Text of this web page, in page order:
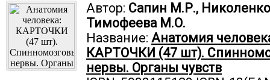
Автор: Сапин М.Р.,
Тимофеева М.О.
Название: Анатомия
КАРТОЧКИ (47 шт).
нервы. Органы чувств